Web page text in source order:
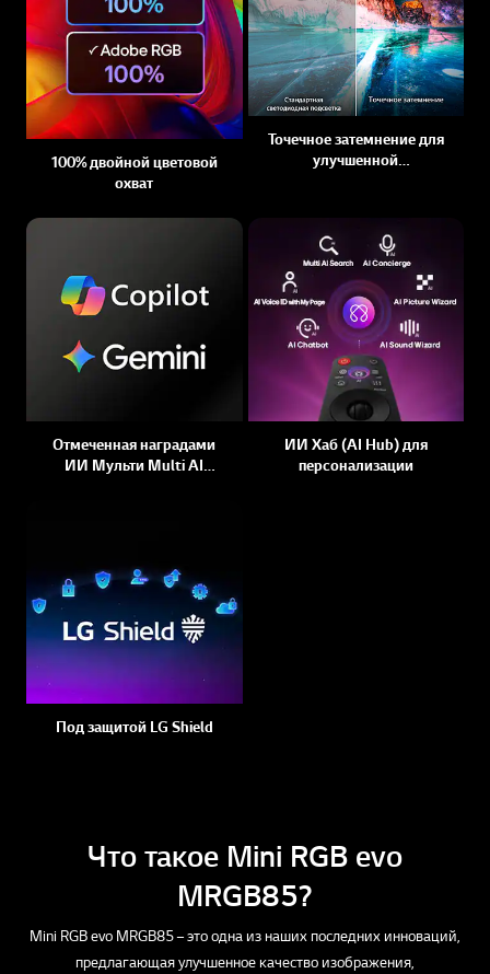
100% двойной цветовой
охват
Точечное затемнение для
улучшенной
Отмеченная наградами
ИИ Мульти Multi AI
ИИ Хаб (AI Hub) для
персонализации
Под защитой LG Shield
Что такое Mini RGB evo
MRGB85?
Mini RGB evo MRGB85 – это одна из наших последних инноваций,
предлагающая улучшенное качество изображения,